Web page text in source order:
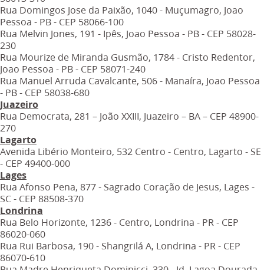
Rua Domingos Jose da Paixão, 1040 - Muçumagro, Joao
Pessoa - PB - CEP 58066-100
Rua Melvin Jones, 191 - Ipês, Joao Pessoa - PB - CEP 58028-
230
Rua Mourize de Miranda Gusmão, 1784 - Cristo Redentor,
Joao Pessoa - PB - CEP 58071-240
Rua Manuel Arruda Cavalcante, 506 - Manaíra, Joao Pessoa
- PB - CEP 58038-680
Juazeiro
Rua Democrata, 281 – João XXIII, Juazeiro – BA – CEP 48900-
270
Lagarto
Avenida Libério Monteiro, 532 Centro - Centro, Lagarto - SE
- CEP 49400-000
Lages
Rua Afonso Pena, 877 - Sagrado Coração de Jesus, Lages -
SC - CEP 88508-370
Londrina
Rua Belo Horizonte, 1236 - Centro, Londrina - PR - CEP
86020-060
Rua Rui Barbosa, 190 - Shangrilá A, Londrina - PR - CEP
86070-610